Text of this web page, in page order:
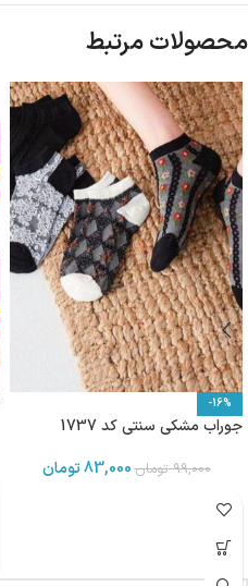
محصولات مرتبط
-16%
جوراب مشکی سنتی کد 1737
99,000 تومان83,000تومان